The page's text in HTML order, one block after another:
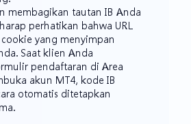
membagikan tautan IB Anda
perhatikan bahwa URL
yang menyimpan
Saat klien Anda
pendaftaran di Area
akun MT4, kode IB
otomatis ditetapkan